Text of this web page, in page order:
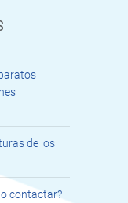
de los
contactar?